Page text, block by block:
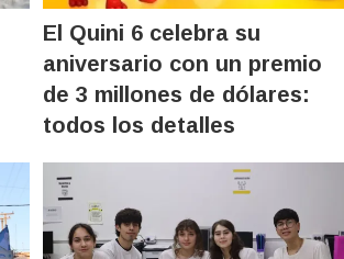
El Quini 6 celebra su
aniversario con un premio
de 3 millones de dólares:
todos los detalles